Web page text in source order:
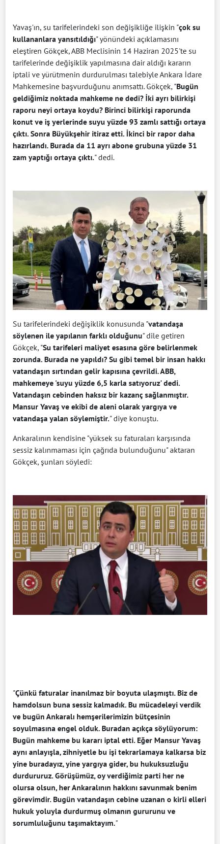
Yavaş'ın, su tarifelerindeki son değişikliğe ilişkin "çok su
kullananlara yansıtıldığı" yönündeki açıklamasını
eleştiren Gökçek, ABB Meclisinin 14 Haziran 2025'te su
tarifelerinde değişiklik yapılmasına dair aldığı kararın
iptali ve yürütmenin durdurulması talebiyle Ankara İdare
Mahkemesine başvurduğunu anımsattı. Gökçek, "Bugün
geldiğimiz noktada mahkeme ne dedi? İki ayrı bilirkişi
raporu neyi ortaya koydu? Birinci bilirkişi raporunda
konut ve iş yerlerinde suyu yüzde 93 zamlı sattığı ortaya
çıktı. Sonra Büyükşehir itiraz etti. İkinci bir rapor daha
hazırlandı. Burada da 11 ayrı abone grubuna yüzde 31
zam yaptığı ortaya çıktı." dedi.
Su tarifelerindeki değişiklik konusunda "vatandaşa
söylenen ile yapılanın farklı olduğunu" dile getiren
Gökçek, "Su tarifeleri maliyet esasına göre belirlenmek
zorunda. Burada ne yapıldı? Su gibi temel bir insan hakkı
vatandaşın sırtından gelir kapısına çevrildi. ABB,
mahkemeye 'suyu yüzde 6,5 karla satıyoruz' dedi.
Vatandaşın cebinden haksız bir kazanç sağlanmıştır.
Mansur Yavaş ve ekibi de aleni olarak yargıya ve
vatandaşa yalan söylemiştir." diye konuştu.
Ankaralının kendisine "yüksek su faturaları karşısında
sessiz kalınmaması için çağrıda bulunduğunu" aktaran
Gökçek, şunları söyledi:
"Çünkü faturalar inanılmaz bir boyuta ulaşmıştı. Biz de
hamdolsun buna sessiz kalmadık. Bu mücadeleyi verdik
ve bugün Ankaralı hemşerilerimizin bütçesinin
soyulmasına engel olduk. Buradan açıkça söylüyorum:
Bugün mahkeme bu kararı iptal etti. Eğer Mansur Yavaş
aynı anlayışla, zihniyetle bu işi tekrarlamaya kalkarsa biz
yine buradayız, yine yargıya gider, bu hukuksuzluğu
durdururuz. Görüşümüz, oy verdiğimiz parti her ne
olursa olsun, her Ankaralının hakkını savunmak benim
görevimdir. Bugün vatandaşın cebine uzanan o kirli elleri
hukuk yoluyla durdurmuş olmanın gururunu ve
sorumluluğunu taşımaktayım."